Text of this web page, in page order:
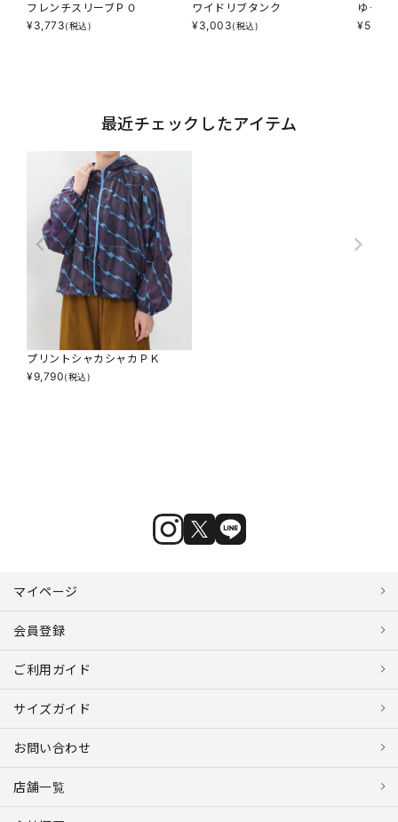
フレンチスリーブＰＯ
¥3,773(税込)
ワイドリブタンク
¥3,003(税込)
ゆった
¥5,313
最近チェックしたアイテム
プリントシャカシャカＰＫ
¥9,790(税込)
マイページ
会員登録
ご利用ガイド
サイズガイド
お問い合わせ
店舗一覧